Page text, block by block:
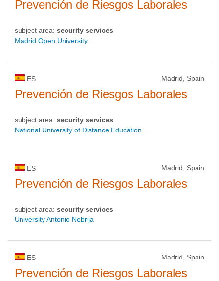
Prevención de Riesgos Laborales
subject area: security services
Madrid Open University
ES Madrid, Spain
Prevención de Riesgos Laborales
subject area: security services
National University of Distance Education
ES Madrid, Spain
Prevención de Riesgos Laborales
subject area: security services
University Antonio Nebrija
ES Madrid, Spain
Prevención de Riesgos Laborales